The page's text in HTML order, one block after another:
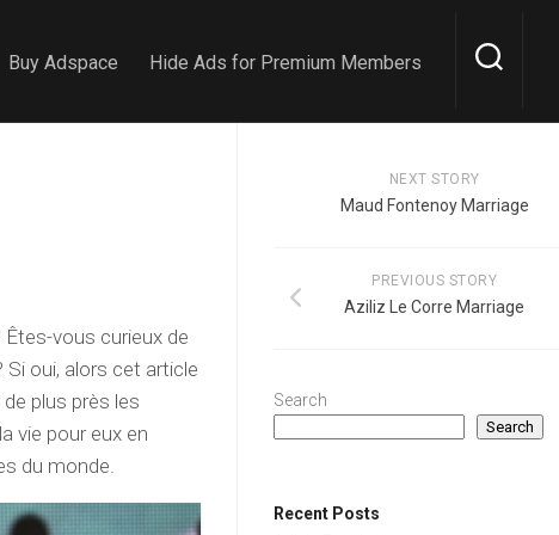
Buy Adspace Hide Ads for Premium Members
Êtes-vous curieux de
Si oui, alors cet article
plus près les
vie pour eux en
du monde.
NEXT STORY
Maud Fontenoy Marriage
PREVIOUS STORY
Aziliz Le Corre Marriage
Search
Search
Recent Posts